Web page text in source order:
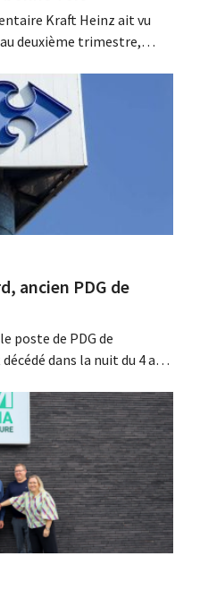
Kraft Heinz ait vu
deuxième trimestre,
augmente ses
à la hausse.
ancien PDG de
poste de PDG de
dans la nuit du 4 au 5
avec Promodès et
belge.